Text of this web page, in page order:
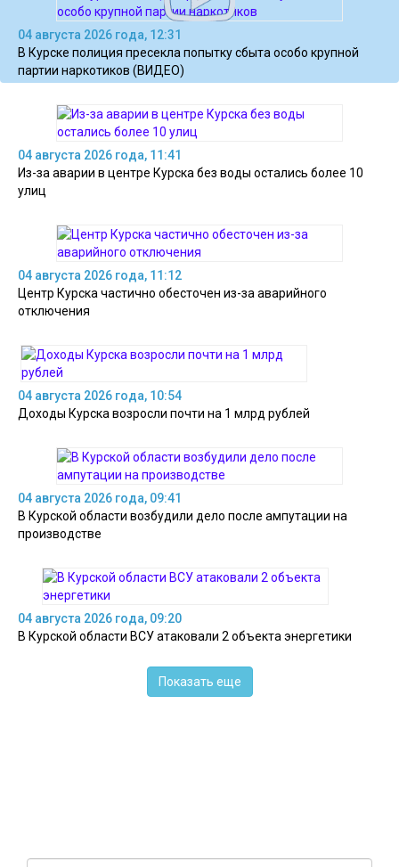
04 августа 2026 года, 12:31
В Курске полиция пресекла попытку сбыта особо крупной
партии наркотиков (ВИДЕО)
04 августа 2026 года, 11:41
Из-за аварии в центре Курска без воды остались более 10
улиц
04 августа 2026 года, 11:12
Центр Курска частично обесточен из-за аварийного
отключения
04 августа 2026 года, 10:54
Доходы Курска возросли почти на 1 млрд рублей
04 августа 2026 года, 09:41
В Курской области возбудили дело после ампутации на
производстве
04 августа 2026 года, 09:20
В Курской области ВСУ атаковали 2 объекта энергетики
Показать еще